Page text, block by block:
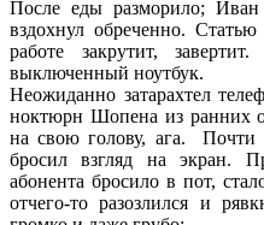
После еды разморило; Иван
вздохнул обреченно.
работе закрутит,
выключенный ноутбук.
Неожиданно затарахтел
ноктюрн Шопена из ранних
на свою голову, ага. Почти
бросил взгляд на экран.
абонента бросило в пот,
отчего-то разозлился и